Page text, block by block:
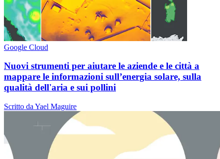
Google Cloud
Nuovi strumenti per aiutare le aziende e le città a
mappare le informazioni sull’energia solare, sulla
qualità dell'aria e sui pollini
Scritto da Yael Maguire